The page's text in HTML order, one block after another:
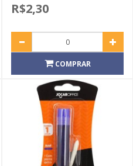
R$2,30
COMPRAR